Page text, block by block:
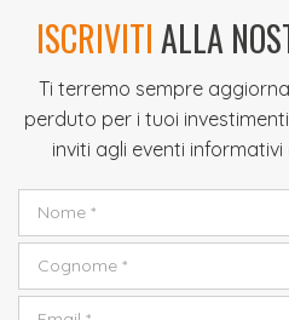
ISCRIVITIALLA
Ti terremo sempre
perduto per i tuoi
inviti agli eventi